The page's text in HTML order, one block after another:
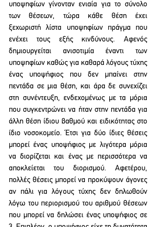
υποψηφίων γίνονταν ενιαία για το σύνολο
των θέσεων, τώρα κάθε θέση έχει
ξεχωριστή λίστα υποψηφίων πράγμα που
ενέχει τους εξής κινδύνους. Αφενός
δημιουργείται ανισοτιμία έναντι των
υποψηφίων καθώς για καθαρά λόγους τύχης
ένας υποψήφιος που δεν μπαίνει στην
πεντάδα σε μια θέση, και άρα δε συνεχίζει
στη συνέντευξη, ενδεχομένως με τα μόρια
που συγκεντρώνει να ήταν στην πεντάδα για
άλλη θέση ίδιου βαθμού και ειδικότητας στο
ίδιο νοσοκομείο. Έτσι για δύο ίδιες θέσεις
μπορεί ένας υποψήφιος με λιγότερα μόρια
να διορίζεται και ένας με περισσότερα να
αποκλείεται του διορισμού. Αφετέρου,
πολλές θέσεις μπορεί να προκύψουν άγονες
αν πάλι για λόγους τύχης δεν δηλωθούν
λόγω του περιορισμού του αριθμού θέσεων
που μπορεί να δηλώσει ένας υποψήφιος σε